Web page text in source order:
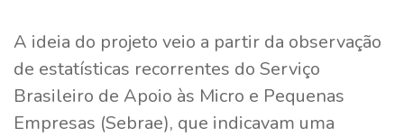
A ideia do projeto veio a partir da observação
de estatísticas recorrentes do Serviço
Brasileiro de Apoio às Micro e Pequenas
Empresas (Sebrae), que indicavam uma